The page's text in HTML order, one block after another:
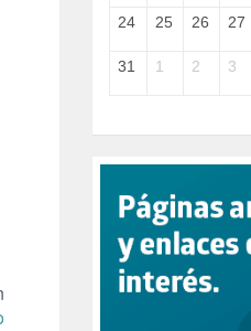
INDEPENDENCIA
INTELIGENCIA
JANE GOODDALL
JAZZ (1)
JÓVENES (28)
JUSTICIA (13)
LEÓN XIV (5)
LGTBI (1)
24 25 26 27
31 1 2 3